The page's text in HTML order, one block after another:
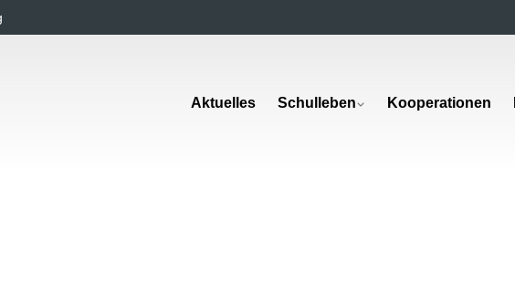
Aktuelles Schulleben Kooperationen